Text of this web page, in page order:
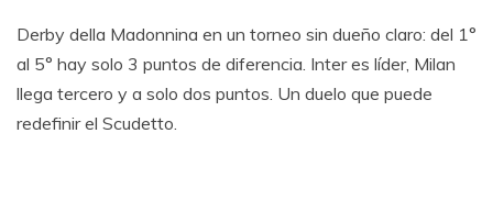
Derby della Madonnina en un torneo sin dueño claro: del 1°
al 5° hay solo 3 puntos de diferencia. Inter es líder, Milan
llega tercero y a solo dos puntos. Un duelo que puede
redefinir el Scudetto.